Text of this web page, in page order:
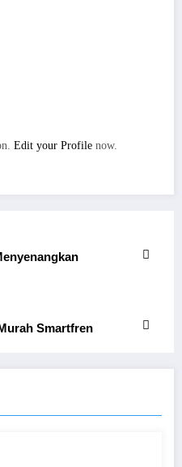
Edit your Profile now.
Smartfren